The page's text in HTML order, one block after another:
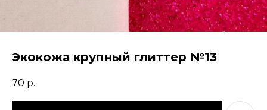
Экокожа крупный глиттер №13
70 р.